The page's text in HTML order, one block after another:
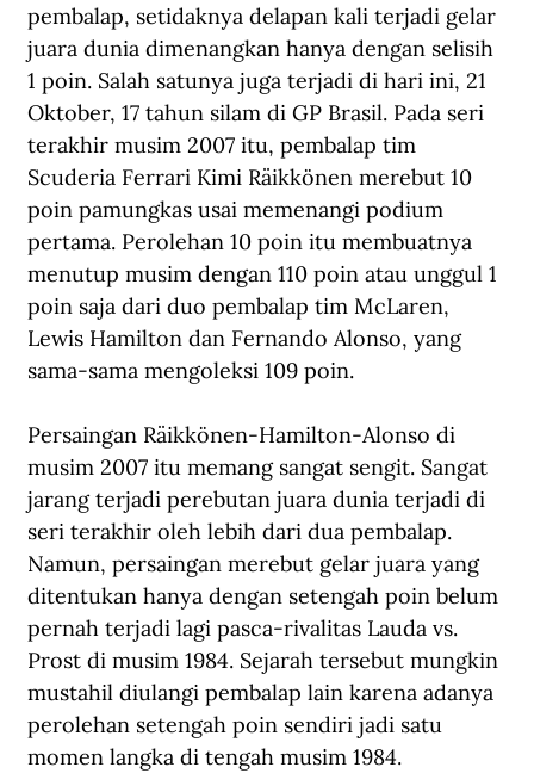
pembalap, setidaknya delapan kali terjadi gelar
juara dunia dimenangkan hanya dengan selisih
1 poin. Salah satunya juga terjadi di hari ini, 21
Oktober, 17 tahun silam di GP Brasil. Pada seri
terakhir musim 2007 itu, pembalap tim
Scuderia Ferrari Kimi Räikkönen merebut 10
poin pamungkas usai memenangi podium
pertama. Perolehan 10 poin itu membuatnya
menutup musim dengan 110 poin atau unggul 1
poin saja dari duo pembalap tim McLaren,
Lewis Hamilton dan Fernando Alonso, yang
sama-sama mengoleksi 109 poin.
Persaingan Räikkönen-Hamilton-Alonso di
musim 2007 itu memang sangat sengit. Sangat
jarang terjadi perebutan juara dunia terjadi di
seri terakhir oleh lebih dari dua pembalap.
Namun, persaingan merebut gelar juara yang
ditentukan hanya dengan setengah poin belum
pernah terjadi lagi pasca-rivalitas Lauda vs.
Prost di musim 1984. Sejarah tersebut mungkin
mustahil diulangi pembalap lain karena adanya
perolehan setengah poin sendiri jadi satu
momen langka di tengah musim 1984.